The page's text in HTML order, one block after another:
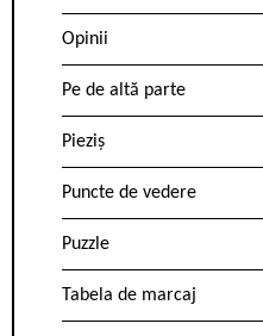
Opinii
Pe de altă parte
Pieziș
Puncte de vedere
Puzzle
Tabela de marcaj